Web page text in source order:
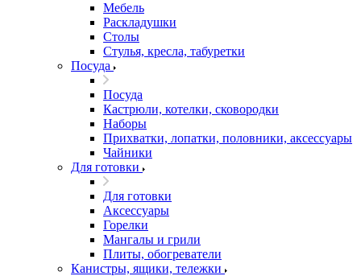
Мебель
Раскладушки
Столы
Стулья, кресла, табуретки
Посуда
Посуда
Кастрюли, котелки, сковородки
Наборы
Прихватки, лопатки, половники, аксессуары
Чайники
Для готовки
Для готовки
Аксессуары
Горелки
Мангалы и грили
Плиты, обогреватели
Канистры, ящики, тележки